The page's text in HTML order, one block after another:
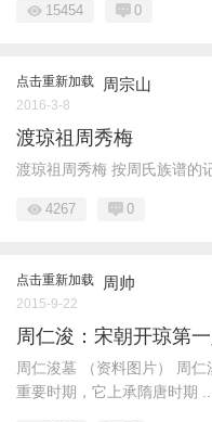
15454 0
点击重新加载 周宗山
2016-3-8
渡琼祖周秀梅
渡琼祖周秀梅 按周氏族谱的
4267 0
点击重新加载 周帅
2015-9-22
周仁浚：宋朝开琼第一
周仁浚墓 （资料图片）
重要时期，它上承隋唐时期 ...